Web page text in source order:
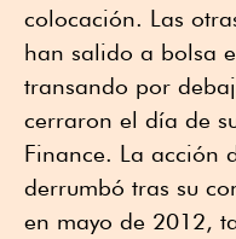
colocación. Las
han salido a bolsa
transando por
cerraron el día de
Finance. La acción
derrumbó tras su
en mayo de 2012,